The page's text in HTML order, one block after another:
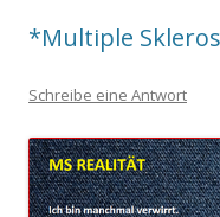
*Multiple
Schreibe eine Antwort